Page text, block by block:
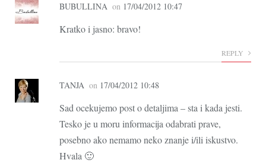
BUBULLINA on 17/04/2012 10:47
Kratko i jasno: bravo!
REPLY
TANJA on 17/04/2012 10:48
Sad ocekujemo post o detaljima – sta i kada jesti.
Tesko je u moru informacija odabrati prave,
posebno ako nemamo neko znanje i/ili iskustvo.
Hvala 🙂